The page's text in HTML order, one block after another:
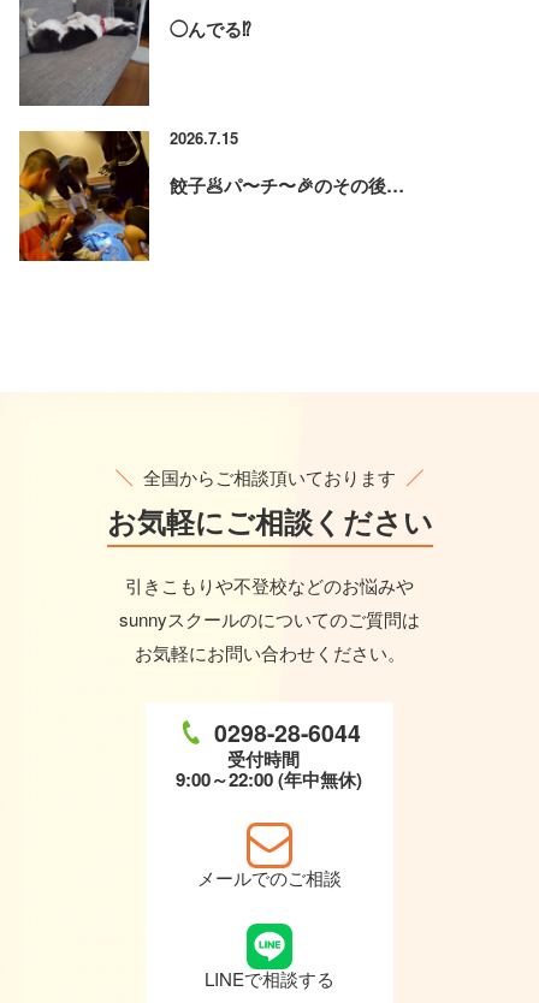
◯んでる⁉️
2026.7.15
餃子🥟パ〜チ〜🎉のその後…
全国からご相談頂いております
お気軽にご相談ください
引きこもりや不登校などのお悩みや
sunnyスクールのについてのご質問は
お気軽にお問い合わせください。
0298-28-6044
受付時間
9:00～22:00 (年中無休)
メールでのご相談
LINEで相談する